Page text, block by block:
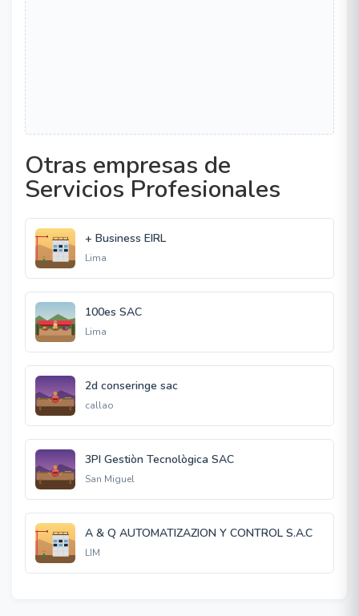
Otras empresas de
Servicios Profesionales
+ Business EIRL
Lima
100es SAC
Lima
2d conseringe sac
callao
3PI Gestiòn Tecnològica SAC
San Miguel
A & Q AUTOMATIZAZION Y CONTROL S.A.C
LIM